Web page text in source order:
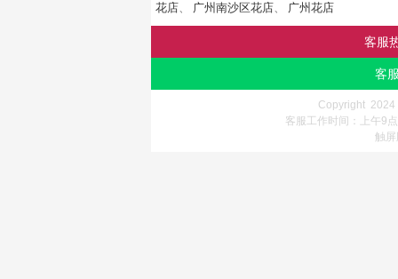
花店、 广州南沙区花店、 广州花店
客服
客
Copyright 2024
客服工作时间：上午9
触